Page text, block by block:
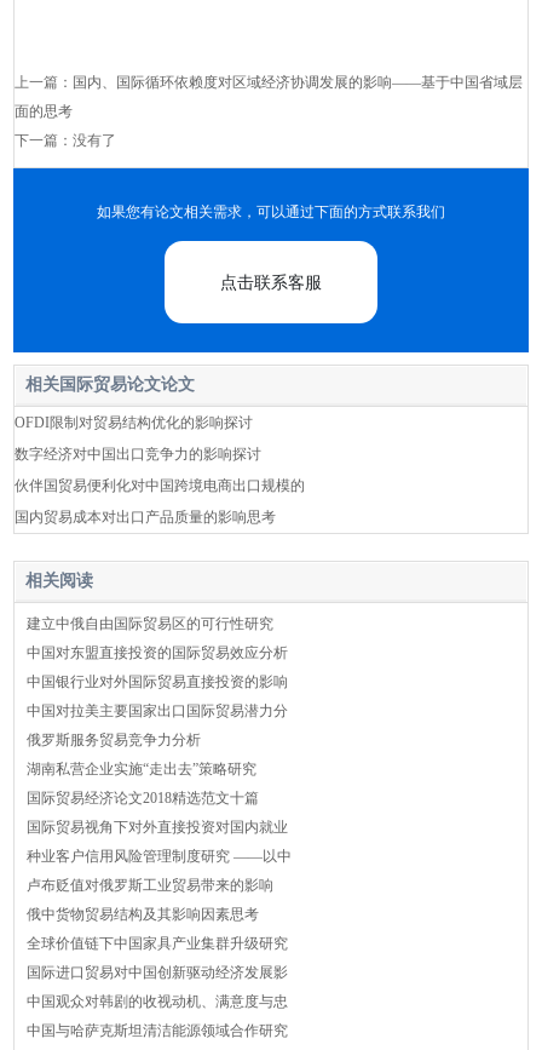
上一篇： 国内、国际循环依赖度对区域经济协调发展的影响——基于中国省域层
面的思考
下一篇：没有了
如果您有论文相关需求，可以通过下面的方式联系我们
点击联系客服
相关国际贸易论文论文
OFDI限制对贸易结构优化的影响探讨
数字经济对中国出口竞争力的影响探讨
伙伴国贸易便利化对中国跨境电商出口规模的
国内贸易成本对出口产品质量的影响思考
相关阅读
建立中俄自由国际贸易区的可行性研究
中国对东盟直接投资的国际贸易效应分析
中国银行业对外国际贸易直接投资的影响
中国对拉美主要国家出口国际贸易潜力分
俄罗斯服务贸易竞争力分析
湖南私营企业实施“走出去”策略研究
国际贸易经济论文2018精选范文十篇
国际贸易视角下对外直接投资对国内就业
种业客户信用风险管理制度研究 ——以中
卢布贬值对俄罗斯工业贸易带来的影响
俄中货物贸易结构及其影响因素思考
全球价值链下中国家具产业集群升级研究
国际进口贸易对中国创新驱动经济发展影
中国观众对韩剧的收视动机、满意度与忠
中国与哈萨克斯坦清洁能源领域合作研究